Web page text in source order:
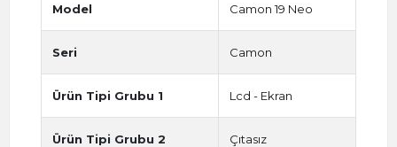
Model Camon 19 Neo
Seri Camon
Ürün Tipi Grubu 1 Lcd - Ekran
Ürün Tipi Grubu 2 Çıtasız